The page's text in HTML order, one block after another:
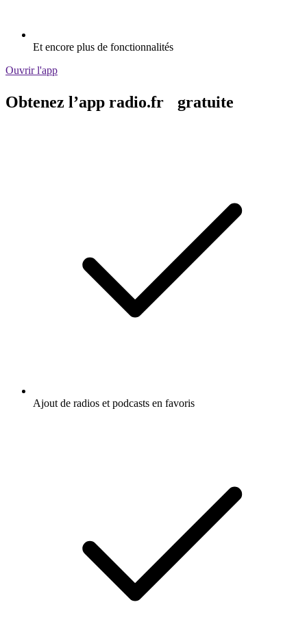
Et encore plus de fonctionnalités
Ouvrir l'app
Obtenez l’app radio.fr gratuite
Ajout de radios et podcasts en favoris